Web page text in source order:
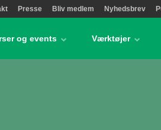
Presse Bliv medlem Nyhedsbrev
og events Værktøjer